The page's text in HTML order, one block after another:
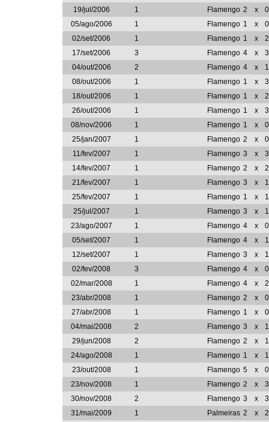
19/jul/2006
1 Flamengo 2 x
0
05/ago/2006
1 Flamengo 1 x
0
02/set/2006
1 Flamengo 1 x
2
17/set/2006
3 Flamengo 4 x
3
04/out/2006
2 Flamengo 4 x
1
08/out/2006
1 Flamengo 1 x
3
18/out/2006
1 Flamengo 1 x
2
26/out/2006
1 Flamengo 1 x
3
08/nov/2006
1 Flamengo 1 x
0
25/jan/2007
1 Flamengo 2 x
0
11/fev/2007
1 Flamengo 3 x
3
14/fev/2007
1 Flamengo 2 x
2
21/fev/2007
1 Flamengo 3 x
1
25/fev/2007
1 Flamengo 1 x
1
25/jul/2007
1 Flamengo 3 x
1
23/ago/2007
1 Flamengo 4 x
0
05/set/2007
1 Flamengo 4 x
1
12/set/2007
1 Flamengo 3 x
1
02/fev/2008
3 Flamengo 4 x
0
02/mar/2008
1 Flamengo 4 x
2
23/abr/2008
1 Flamengo 2 x
0
27/abr/2008
1 Flamengo 1 x
0
04/mai/2008
2 Flamengo 3 x
1
29/jun/2008
2 Flamengo 2 x
1
24/ago/2008
1 Flamengo 1 x
1
23/out/2008
1 Flamengo 5 x
0
23/nov/2008
1 Flamengo 2 x
3
30/nov/2008
2 Flamengo 3 x
3
31/mai/2009
1 Palmeiras 2 x
2